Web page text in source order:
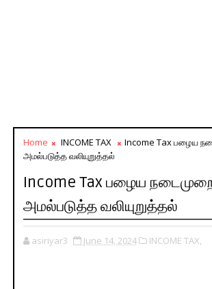
Home INCOME TAX
Income Tax பழைய
அமல்படுத்த வலியுறுத்தல்
Income Tax பழைய
அமல்படுத்த வலியுறுத்தல்
asiriyar3 June 14, 2024 INCOME TAX,